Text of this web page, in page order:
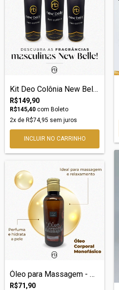
Kit Deo Colônia New Belle nº12 Armani Co...
R$149,90
R$145,40 com Boleto
2x de R$74,95 sem juros
Óleo para Massagem - monofásico
R$71,90